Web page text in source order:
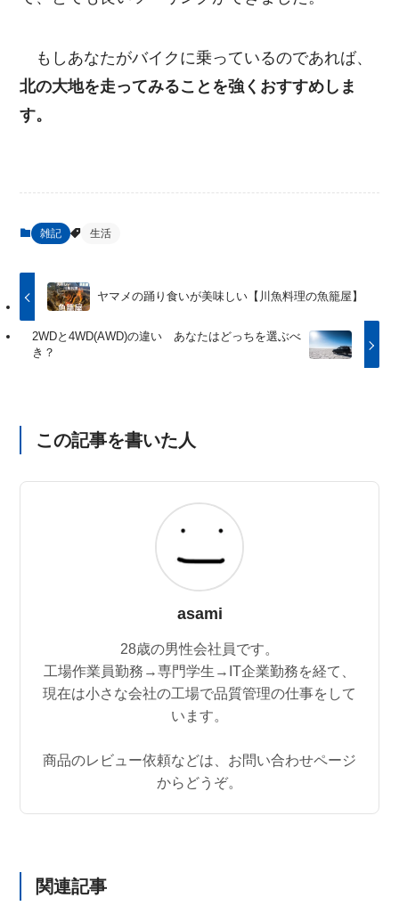
もしあなたがバイクに乗っているのであれば、
北の大地を走ってみることを強くおすすめしま
す。
雑記 生活
ヤマメの踊り食いが美味しい【川魚料理の魚籠屋】
2WDと4WD(AWD)の違い あなたはどっちを選ぶべ
き？
この記事を書いた人
asami
28歳の男性会社員です。
工場作業員勤務→専門学生→IT企業勤務を経て、
現在は小さな会社の工場で品質管理の仕事をして
います。
商品のレビュー依頼などは、お問い合わせページ
からどうぞ。
関連記事